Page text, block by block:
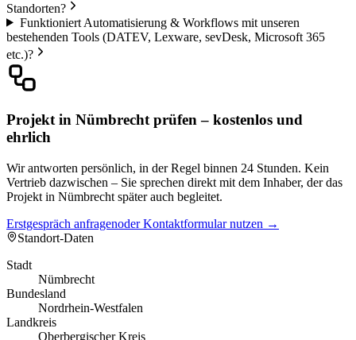
Standorten?
Funktioniert Automatisierung & Workflows mit unseren
bestehenden Tools (DATEV, Lexware, sevDesk, Microsoft 365
etc.)?
Projekt in Nümbrecht prüfen – kostenlos und
ehrlich
Wir antworten persönlich, in der Regel binnen 24 Stunden. Kein
Vertrieb dazwischen – Sie sprechen direkt mit dem Inhaber, der das
Projekt in Nümbrecht später auch begleitet.
Erstgespräch anfragenoder Kontaktformular nutzen →
Standort-Daten
Stadt
Nümbrecht
Bundesland
Nordrhein-Westfalen
Landkreis
Oberbergischer Kreis